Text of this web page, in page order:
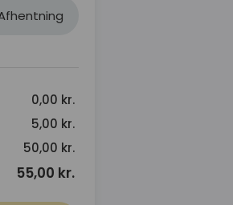
0,00 kr.
5,00 kr.
50,00 kr.
55,00 kr.